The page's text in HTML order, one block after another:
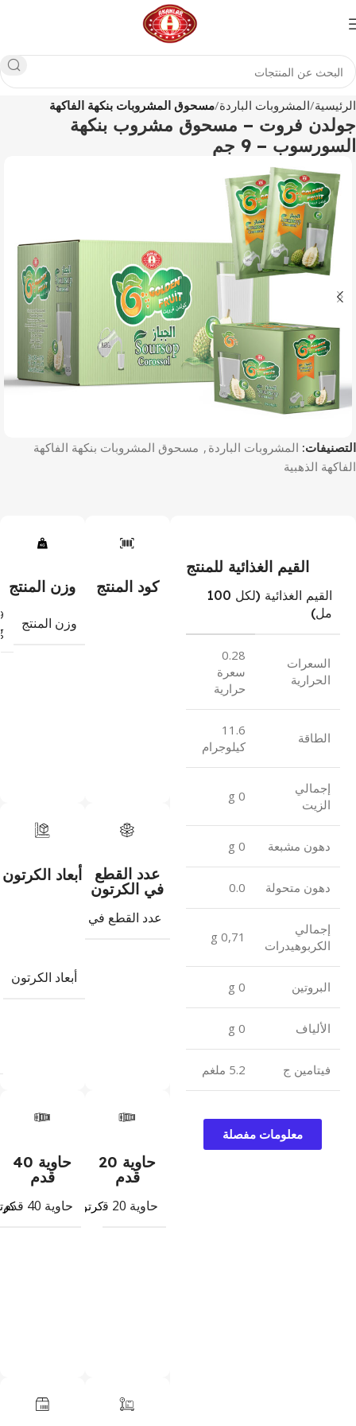
الرئيسية المشروبات الباردة مسحوق المشروبات بنكهة الفاكهة
جولدن فروت – مسحوق مشروب بنكهة
السورسوب – 9 جم
التصنيفات: المشروبات الباردة , مسحوق المشروبات بنكهة الفاكهة
الفاكهة الذهبية
القيم الغذائية للمنتج
القيم الغذائية (لكل 100
مل)
السعرات
الحرارية
0.28
سعرة
حرارية
الطاقة
11.6
كيلوجرام
إجمالي
الزيت
0 g
دهون مشبعة 0 g
دهون متحولة 0.0
إجمالي
الكربوهيدرات
0,71 g
البروتين 0 g
الألياف 0 g
فيتامين ج 5.2 ملغم
معلومات مفصلة
كود المنتج وزن المنتج
وزن المنتج
عدد القطع
في الكرتون
عدد القطع في الكرتون
أبعاد الكرتون
أبعاد الكرتون
حاوية 20
قدم
حاوية 20 قدم كرتون
حاوية 40
قدم
حاوية 40 قدم